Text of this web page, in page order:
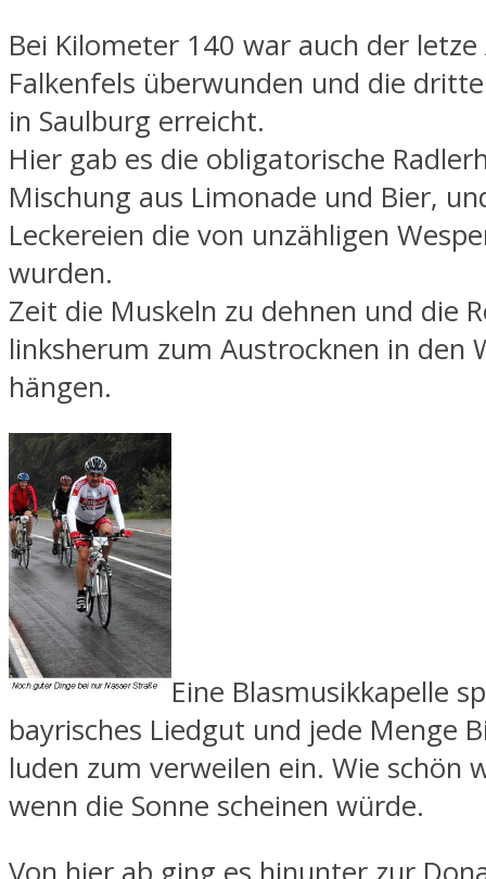
Bei Kilometer 140 war auch der
Falkenfels überwunden und die
in Saulburg erreicht.
Hier gab es die obligatorische
Mischung aus Limonade und Bier,
Leckereien die von unzähligen
wurden.
Zeit die Muskeln zu dehnen und die
linksherum zum Austrocknen in den
hängen.
Eine Blasmusikkapelle
bayrisches Liedgut und jede Menge
luden zum verweilen ein. Wie schön
wenn die Sonne scheinen würde.